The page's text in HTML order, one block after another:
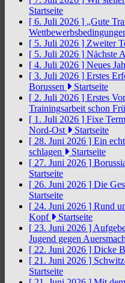
Startseite
[ 6. Juli 2026 ] „Gute
[ 5. Juli 2026 ] Zweiter
[ 5. Juli 2026 ] Nächste
[ 4. Juli 2026 ] Neues
[ 3. Juli 2026 ] Erstes
Borussen
Startseite
[ 2. Juli 2026 ] Erstes
Trainingsarbeit schon
[ 1. Juli 2026 ] Fixe
Nord-Ost
Startseite
[ 28. Juni 2026 ] Ein
schlagen
Startseite
[ 27. Juni 2026 ]
Startseite
[ 26. Juni 2026 ] Die
Startseite
[ 24. Juni 2026 ] Rund
Kopf
Startseite
[ 23. Juni 2026 ]
Jugend gegen
[ 22. Juni 2026 ] Dicke
[ 21. Juni 2026 ]
Startseite